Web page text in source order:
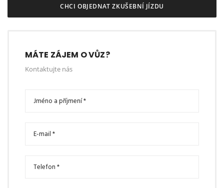
CHCI OBJEDNAT ZKUŠEBNÍ JÍZDU
MÁTE ZÁJEM O VŮZ?
Kontaktujte nás